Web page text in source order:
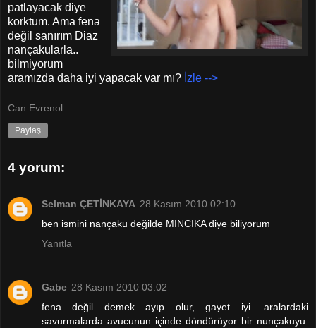
patlayacak diye
korktum. Ama fena
değil sanırım Diaz
nançakularla..
bilmiyorum
aramızda daha iyi yapacak var mı? İzle -->
Can Evrenol
Paylaş
4 yorum:
Selman ÇETİNKAYA 28 Kasım 2010 02:10
ben ismini nançaku değilde MINCIKA diye biliyorum
Yanıtla
Gabe 28 Kasım 2010 03:02
fena değil demek ayıp olur, gayet iyi. aralardaki
savurmalarda avucunun içinde döndürüyor bir nunçakuyu.